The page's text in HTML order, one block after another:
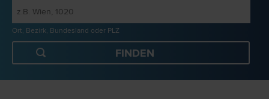
Ort, Bezirk, Bundesland oder PLZ